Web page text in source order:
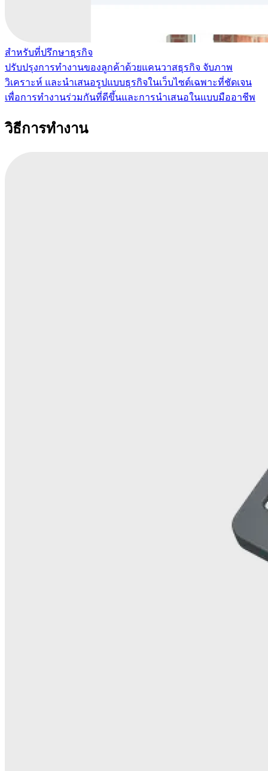
สำหรับที่ปรึกษาธุรกิจ
ปรับปรุงการทำงานของลูกค้าด้วยแคนวาสธุรกิจ จับภาพ
วิเคราะห์ และนำเสนอรูปแบบธุรกิจในเว็บไซต์เฉพาะที่ชัดเจน
เพื่อการทำงานร่วมกันที่ดีขึ้นและการนำเสนอในแบบมืออาชีพ
วิธีการทำงาน